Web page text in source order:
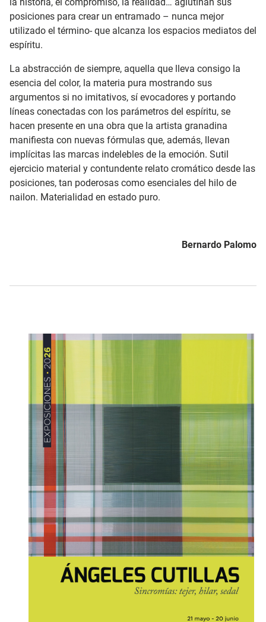
posiciones para crear un entramado – nunca mejor
utilizado el término- que alcanza los espacios mediatos del
espíritu.
La abstracción de siempre, aquella que lleva consigo la
esencia del color, la materia pura mostrando sus
argumentos si no imitativos, sí evocadores y portando
líneas conectadas con los parámetros del espíritu, se
hacen presente en una obra que la artista granadina
manifiesta con nuevas fórmulas que, además, llevan
implícitas las marcas indelebles de la emoción. Sutil
ejercicio material y contundente relato cromático desde las
posiciones, tan poderosas como esenciales del hilo de
nailon. Materialidad en estado puro.
Bernardo Palomo